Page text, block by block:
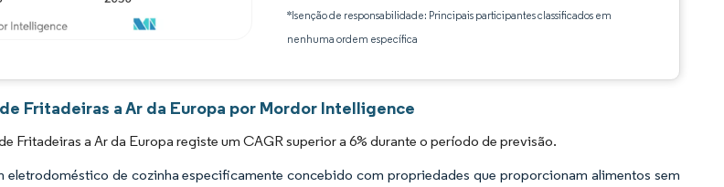
*Isenção de responsabilidade: Principais participantes classificados em
nenhuma ordem específica
Fritadeiras a Ar da Europa por Mordor Intelligence
Fritadeiras a Ar da Europa registe um CAGR superior a 6% durante o período de previsão.
eletrodoméstico de cozinha especificamente concebido com propriedades que proporcionam alimentos sem